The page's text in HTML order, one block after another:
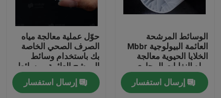
جولة في المعمل
مراقبة الجودة
اتصل بنا
الوسائط المرشحة
العائمة البيولوجية Mbbr
الخلايا الحيوية معالجة
مياه النفايات المجاري
إرسال استفسار
حوّل عملية معالجة مياه
الصرف الصحي الخاصة
بك باستخدام وسائط
المرشح العائمة - وسائط
مرشح MBBR الحيوية
الأكثر فعاليةإرسال استفسار